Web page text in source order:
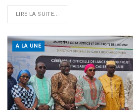
LIRE LA SUITE...
A LA UNE